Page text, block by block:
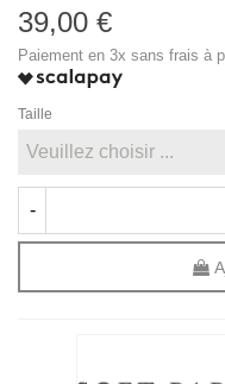
39,00 €
Paiement en 3x sans frais à
Taille
-